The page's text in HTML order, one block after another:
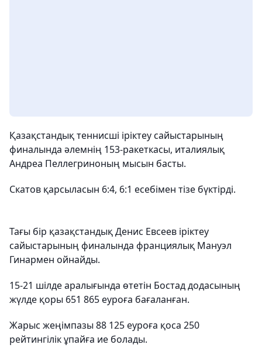
Қазақстандық теннисші іріктеу сайыстарының
финалында әлемнің 153-ракеткасы, италиялық
Андреа Пеллегриноның мысын басты.
Скатов қарсыласын 6:4, 6:1 есебімен тізе бүктірді.
Тағы бір қазақстандық Денис Евсеев іріктеу
сайыстарының финалында франциялық Мануэл
Гинармен ойнайды.
15-21 шілде аралығында өтетін Бостад додасының
жүлде қоры 651 865 еуроға бағаланған.
Жарыс жеңімпазы 88 125 еуроға қоса 250
рейтингілік ұпайға ие болады.